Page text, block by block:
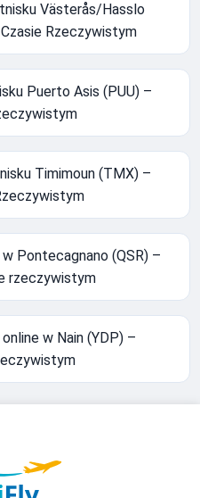
Västerås/Hasslo
Rzeczywistym
Puerto Asis (PUU) –
Timimoun (TMX) –
Pontecagnano (QSR) –
rzeczywistym
w Nain (YDP) –